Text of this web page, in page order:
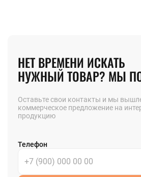
НЕТ ВРЕМЕНИ ИСКАТЬ
НУЖНЫЙ ТОВАР? МЫ
Оставьте свои контакты и мы
коммерческое предложение на
продукцию
Телефон